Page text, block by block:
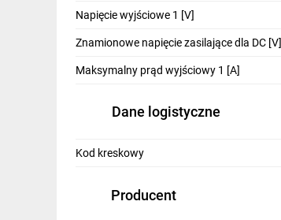
Smart home
Elektromobilność
Wentylacja i rekuperacja
Napięcie wyjściowe 1 [V]
Znamionowe napięcie zasilające dla DC [V]
Maksymalny prąd wyjściowy 1 [A]
Dane logistyczne
Kod kreskowy
Producent